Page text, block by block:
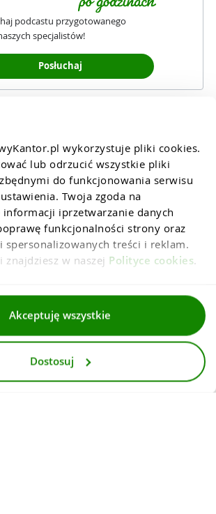
wykorzystuje pliki cookies.
lub odrzucić wszystkie pliki
do funkcjonowania serwisu
Twoja zgoda na
iprzetwarzanie danych
funkcjonalności strony oraz
spersonalizowanych treści i reklam.
w naszej Polityce cookies.
Akceptuję wszystkie
Dostosuj
podcastu przygotowanego
specjalistów!
Posłuchaj
Regulaminy
Dla mediów